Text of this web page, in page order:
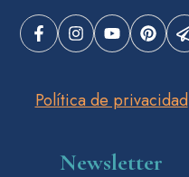
Política de privacidad
Newsletter